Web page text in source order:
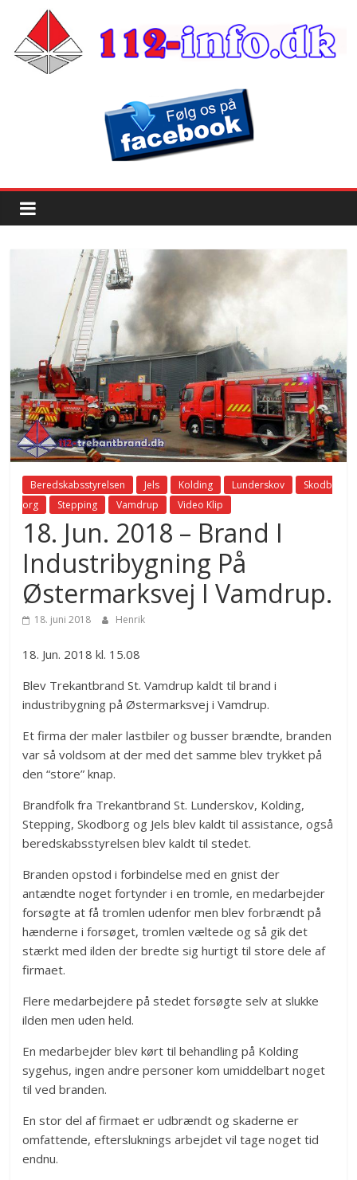
Beredskabsstyrelsen Jels Kolding Lunderskov
Skodb
org
Stepping Vamdrup Video Klip
18. Jun. 2018 – Brand I
Industribygning På
Østermarksvej I Vamdrup.
18. juni 2018 Henrik
18. Jun. 2018 kl. 15.08
Blev Trekantbrand St. Vamdrup kaldt til brand i
industribygning på Østermarksvej i Vamdrup.
Et firma der maler lastbiler og busser brændte, branden
var så voldsom at der med det samme blev trykket på
den “store” knap.
Brandfolk fra Trekantbrand St. Lunderskov, Kolding,
Stepping, Skodborg og Jels blev kaldt til assistance, også
beredskabsstyrelsen blev kaldt til stedet.
Branden opstod i forbindelse med en gnist der
antændte noget fortynder i en tromle, en medarbejder
forsøgte at få tromlen udenfor men blev forbrændt på
hænderne i forsøget, tromlen væltede og så gik det
stærkt med ilden der bredte sig hurtigt til store dele af
firmaet.
Flere medarbejdere på stedet forsøgte selv at slukke
ilden men uden held.
En medarbejder blev kørt til behandling på Kolding
sygehus, ingen andre personer kom umiddelbart noget
til ved branden.
En stor del af firmaet er udbrændt og skaderne er
omfattende, eftersluknings arbejdet vil tage noget tid
endnu.